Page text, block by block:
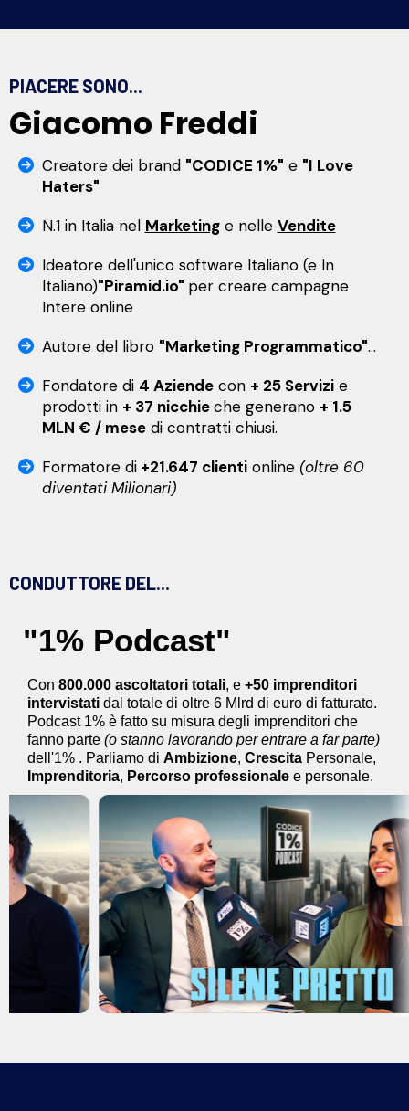
PIACERE SONO...
Giacomo Freddi
Creatore dei brand "CODICE 1%" e "I Love
Haters"
N.1 in Italia nel Marketinge nelle Vendite
Ideatore dell'unico software Italiano (e In
Italiano)"Piramid.io" per creare campagne
Intere online
Autore del libro "Marketing Programmatico"...
Fondatore di 4 Aziendecon + 25 Servizie
prodotti in + 37 nicchieche generano + 1.5
MLN € / mesedi contratti chiusi.
Formatore di+21.647 clientionline (oltre 60
diventati Milionari)
CONDUTTORE DEL...
"1% Podcast"
Con 800.000 ascoltatori totali, e +50 imprenditori
intervistati dal totale di oltre 6 Mlrd di euro di fatturato.
Podcast 1% è fatto su misura degli imprenditori che
fanno parte (o stanno lavorando per entrare a far parte)
dell'1% . Parliamo di Ambizione, Crescita Personale,
Imprenditoria, Percorso professionale e personale.